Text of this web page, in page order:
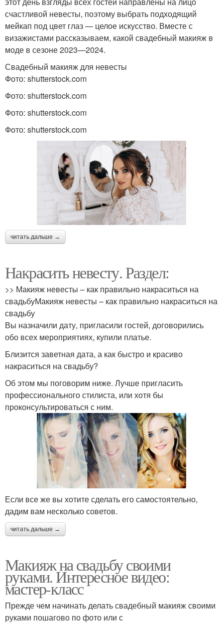
счастливой невесты, поэтому выбрать подходящий
мейкап под цвет глаз — целое искусство. Вместе с
визажистами рассказываем, какой свадебный макияж в
моде в сезоне 2023—2024.
Свадебный макияж для невесты
Фото: shutterstock.com
Фото: shutterstock.com
Фото: shutterstock.com
Фото: shutterstock.com
читать дальше →
Накрасить невесту. Раздел:
>> Макияж невесты – как правильно накраситься на
свадьбуМакияж невесты – как правильно накраситься на
свадьбу
Вы назначили дату, пригласили гостей, договорились
обо всех мероприятиях, купили платье.
Близится заветная дата, а как быстро и красиво
накраситься на свадьбу?
Об этом мы поговорим ниже. Лучше пригласить
профессионального стилиста, или хотя бы
проконсультироваться с ним.
Если все же вы хотите сделать его самостоятельно,
дадим вам несколько советов.
читать дальше →
Макияж на свадьбу своими
руками. Интересное видео:
мастер-класс
Прежде чем начинать делать свадебный макияж своими
руками пошагово по фото или с